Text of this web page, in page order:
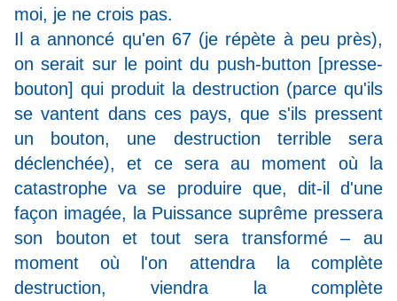
moi, je ne crois pas.
Il a annoncé qu'en 67 (je répète à peu près),
on serait sur le point du push-button [presse-
bouton] qui produit la destruction (parce qu'ils
se vantent dans ces pays, que s'ils pressent
un bouton, une destruction terrible sera
déclenchée), et ce sera au moment où la
catastrophe va se produire que, dit-il d'une
façon imagée, la Puissance suprême pressera
son bouton et tout sera transformé – au
moment où l'on attendra la complète
destruction, viendra la complète